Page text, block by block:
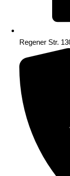
Regener Str.